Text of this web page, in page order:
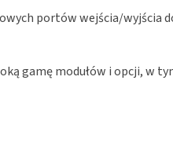
portów wejścia/
gamę modułów i opcji, w